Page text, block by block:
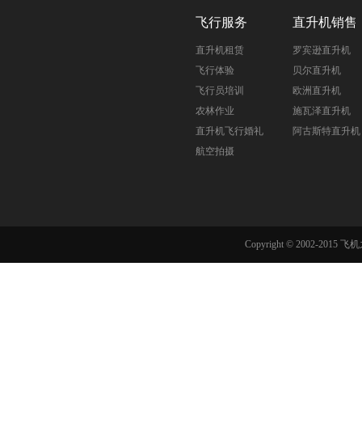
飞行服务
直升机租赁
飞行体验
飞行员培训
农林作业
直升机飞行婚礼
航空拍摄
直升机销售
罗宾逊直升机
贝尔直升机
欧洲直升机
施瓦泽直升机
阿古斯特直升机
Copyright © 2002-2015 飞